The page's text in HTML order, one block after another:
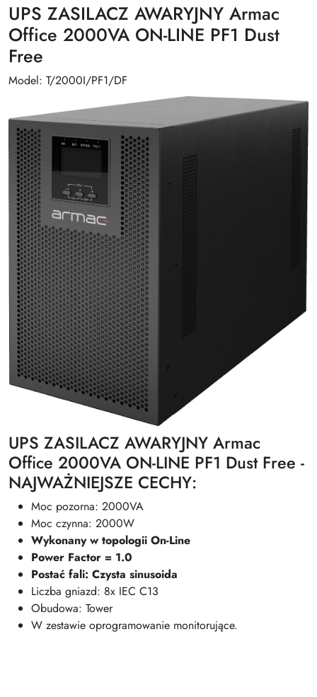
UPS ZASILACZ AWARYJNY Armac
Office 2000VA ON-LINE PF1 Dust
Free
Model: T/2000I/PF1/DF
UPS ZASILACZ AWARYJNY Armac
Office 2000VA ON-LINE PF1 Dust Free -
NAJWAŻNIEJSZE CECHY:
Moc pozorna: 2000VA
Moc czynna: 2000W
Wykonany w topologii On-Line
Power Factor = 1.0
Postać fali: Czysta sinusoida
Liczba gniazd: 8x IEC C13
Obudowa: Tower
W zestawie oprogramowanie monitorujące.